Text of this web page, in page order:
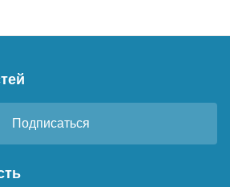
Подписаться